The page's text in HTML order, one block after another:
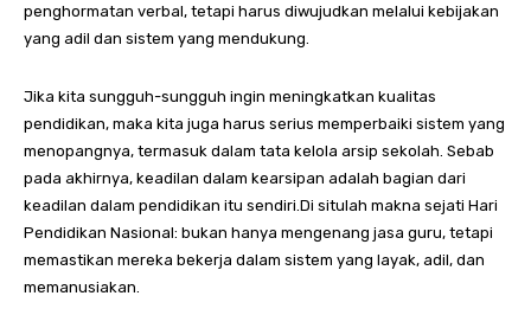
penghormatan verbal, tetapi harus diwujudkan melalui kebijakan
yang adil dan sistem yang mendukung.
Jika kita sungguh-sungguh ingin meningkatkan kualitas
pendidikan, maka kita juga harus serius memperbaiki sistem yang
menopangnya, termasuk dalam tata kelola arsip sekolah. Sebab
pada akhirnya, keadilan dalam kearsipan adalah bagian dari
keadilan dalam pendidikan itu sendiri.Di situlah makna sejati Hari
Pendidikan Nasional: bukan hanya mengenang jasa guru, tetapi
memastikan mereka bekerja dalam sistem yang layak, adil, dan
memanusiakan.